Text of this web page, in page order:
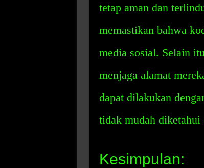
tetap aman dan
memastikan bahwa
media sosial. Selain
menjaga alamat
dapat dilakukan
tidak mudah diketahui
Kesimpulan: